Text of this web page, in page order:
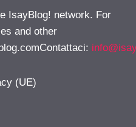
IsayBlog! network. For
and other
:
(UE)